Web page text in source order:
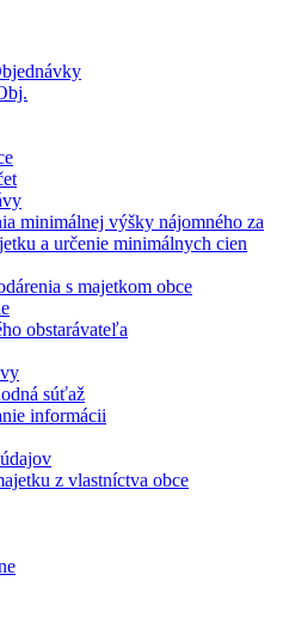
minimálnej výšky nájomného za
a určenie minimálnych cien
s majetkom obce
obstarávateľa
súťaž
informácii
z vlastníctva obce